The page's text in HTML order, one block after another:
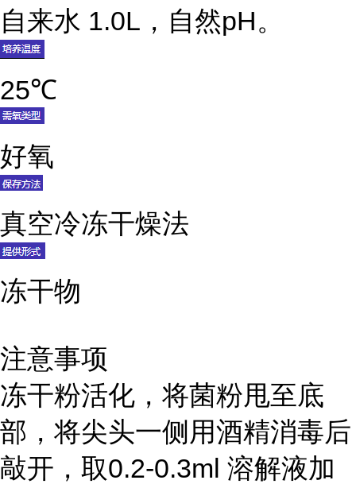
自来水 1.0L，自然pH。
25℃
好氧
真空冷冻干燥法
冻干物
注意事项
冻干粉活化，将菌粉甩至底
部，将尖头一侧用酒精消毒后
敲开，取0.2-0.3ml 溶解液加